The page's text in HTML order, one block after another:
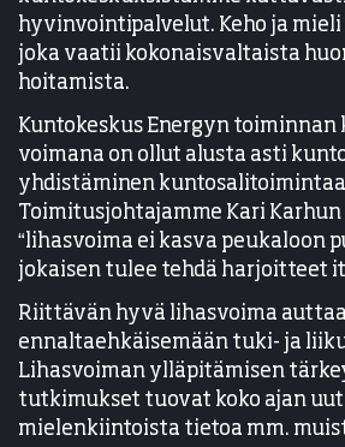
hyvinvointipalvelut. Keho ja mieli
joka vaatii kokonaisvaltaista
hoitamista.
Kuntokeskus Energyn toiminnan
voimana on ollut alusta asti
yhdistäminen
Toimitusjohtajamme Kari
“lihasvoima ei kasva peukaloon
jokaisen tulee tehdä harjoitteet
Riittävän hyvä lihasvoima auttaa
ennaltaehkäisemään tuki- ja
Lihasvoiman ylläpitämisen
tutkimukset tuovat koko ajan
mielenkiintoista tietoa mm.